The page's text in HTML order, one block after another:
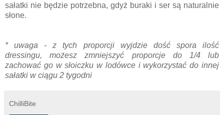
sałatki nie będzie potrzebna, gdyż buraki i ser są naturalnie
słone.
* uwaga - z tych proporcji wyjdzie dość spora ilość
dressingu, możesz zmniejszyć proporcje do 1/4 lub
zachować go w słoiczku w lodówce i wykorzystać do innej
sałatki w ciągu 2 tygodni
ChilliBite